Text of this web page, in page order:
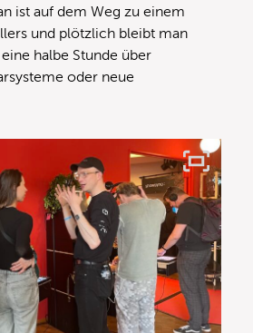
ist auf dem Weg zu einem
und plötzlich bleibt man
halbe Stunde über
oder neue